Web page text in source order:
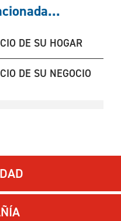
DE SU HOGAR
DE SU NEGOCIO